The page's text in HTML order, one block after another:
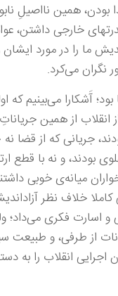
همین نااصیلِ
خارجی داشتن،
ما را در مورد
نگران می‌کرد.
آَشکارا می‌بینیم که
انقلاب از همین
جریانی که از قضا
بودند، و نه با قطع
میانه‌ی خوبی
خلاف نظر
و اسارت فکری می‌داد؛
از طرفی، و طبیعت
انقلاب را به